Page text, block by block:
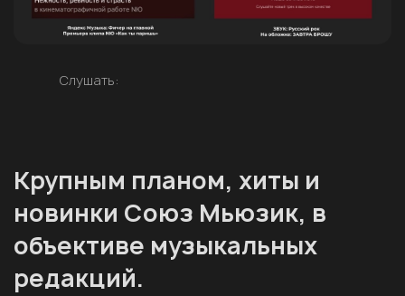
Слушать:
Крупным планом, хиты и
новинки Союз Мьюзик, в
объективе музыкальных
редакций.